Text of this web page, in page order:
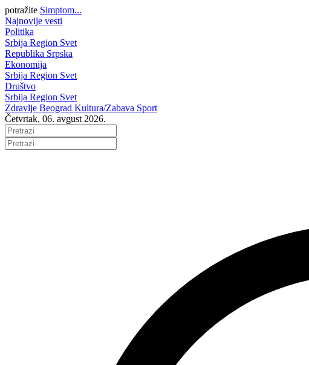
potražite Simptom...
Najnovije vesti
Politika
Srbija Region Svet
Republika Srpska
Ekonomija
Srbija Region Svet
Društvo
Srbija Region Svet
Zdravlje Beograd Kultura/Zabava Sport
Četvrtak, 06. avgust 2026.